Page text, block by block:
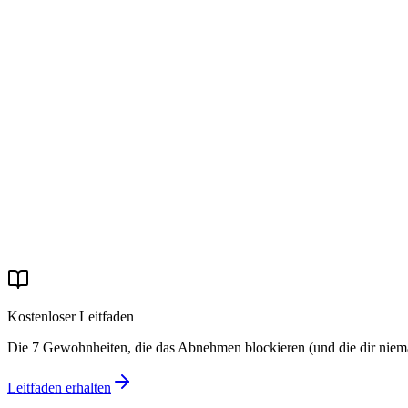
Kostenloser Leitfaden
Die 7 Gewohnheiten, die das Abnehmen blockieren (und die dir
Leitfaden erhalten